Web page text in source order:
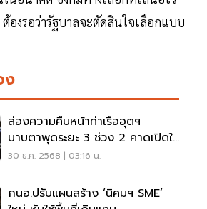
งรอว่ารัฐบาลจะตัดสินใจเลือกแบบ
ง
ส่องความคืบหน้าท่าเรืออุตฯ
มาบตาพุดระยะ 3 ช่วง 2 คาดเปิดใช้
ปี 69
30 ธ.ค. 2568 | 03:16 น.
กนอ.ปรับแผนสร้าง ‘นิคมฯ SME’